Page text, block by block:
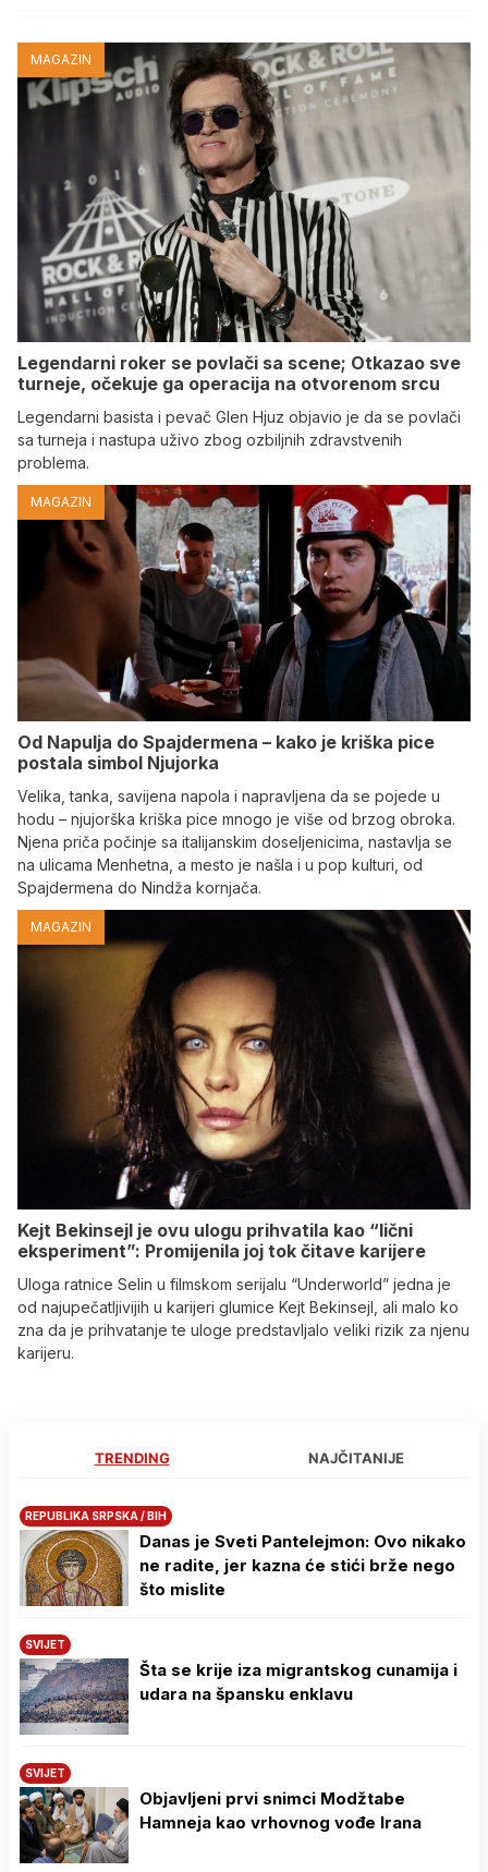
MAGAZIN
Legendarni roker se povlači sa scene; Otkazao sve
turneje, očekuje ga operacija na otvorenom srcu
Legendarni basista i pevač Glen Hjuz objavio je da se povlači
sa turneja i nastupa uživo zbog ozbiljnih zdravstvenih
problema.
MAGAZIN
Od Napulja do Spajdermena – kako je kriška pice
postala simbol Njujorka
Velika, tanka, savijena napola i napravljena da se pojede u
hodu – njujorška kriška pice mnogo je više od brzog obroka.
Njena priča počinje sa italijanskim doseljenicima, nastavlja se
na ulicama Menhetna, a mesto je našla i u pop kulturi, od
Spajdermena do Nindža kornjača.
MAGAZIN
Kejt Bekinsejl je ovu ulogu prihvatila kao “lični
eksperiment”: Promijenila joj tok čitave karijere
Uloga ratnice Selin u filmskom serijalu “Underworld” jedna je
od najupečatljivijih u karijeri glumice Kejt Bekinsejl, ali malo ko
zna da je prihvatanje te uloge predstavljalo veliki rizik za njenu
karijeru.
TRENDING NAJČITANIJE
REPUBLIKA SRPSKA / BIH
Danas je Sveti Pantelejmon: Ovo nikako
ne radite, jer kazna će stići brže nego
što mislite
SVIJET
Šta se krije iza migrantskog cunamija i
udara na špansku enklavu
SVIJET
Objavljeni prvi snimci Modžtabe
Hamneja kao vrhovnog vođe Irana